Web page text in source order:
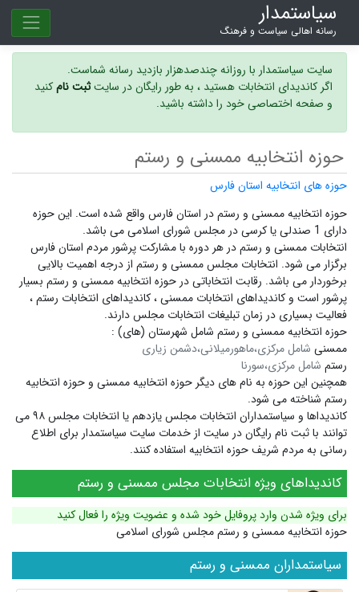
سیاستمدار
رسانه اهالی سیاست و فرهنگ
سایت سیاستمدار با روزانه چندصدهزار بازدید رسانه شماست.
اگر کاندیدای انتخابات هستید ، به طور رایگان در سایتثبت نامکنید
و صفحه اختصاصی خود را داشته باشید.
حوزه انتخابیه ممسنی و رستم
حوزه های انتخابیه استان فارس
حوزه انتخابیه ممسنی و رستم در استان فارس واقع شده است. این حوزه
دارای 1 صندلی یا کرسی در مجلس شورای اسلامی می باشد.
انتخابات ممسنی و رستم در هر دوره با مشارکت پرشور مردم استان فارس
برگزار می شود. انتخابات مجلس ممسنی و رستم از درجه اهمیت بالایی
برخوردار می باشد. رقابت انتخاباتی در حوزه انتخابیه ممسنی و رستم بسیار
پرشور است و کاندیداهای انتخابات ممسنی ،کاندیداهای انتخابات رستم ،
فعالیت بسیاری در زمان تبلیغات انتخابات مجلس دارند.
حوزه انتخابیه ممسنی و رستم شامل شهرستان (های) :
ممسنی شامل مرکزی،ماهورمیلانی،دشمن زیاری
رستم شامل مرکزی،سورنا
همچنین این حوزه به نام های دیگر حوزه انتخابیه ممسنی و حوزه انتخابیه
رستم شناخته می شود.
کاندیداها و سیاستمداران انتخابات مجلس یازدهم یا انتخابات مجلس ۹۸ می
توانند با ثبت نام رایگان در سایت از خدمات سایت سیاستمدار برای اطلاع
رسانی به مردم شریف حوزه انتخابیه استفاده کنند.
کاندیداهای ویژه انتخابات مجلس ممسنی و رستم
برای ویژه شدن وارد پروفایل خود شده و عضویت ویژه را فعال کنید
حوزه انتخابیه ممسنی و رستم مجلس شورای اسلامی
سیاستمداران ممسنی و رستم